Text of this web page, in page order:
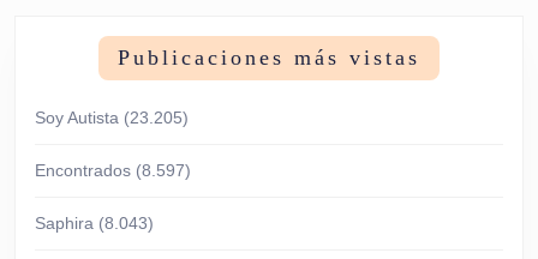
Publicaciones más vistas
Soy Autista (23.205)
Encontrados (8.597)
Saphira (8.043)